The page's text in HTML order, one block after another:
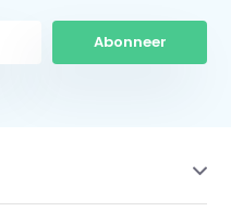
Abonneer